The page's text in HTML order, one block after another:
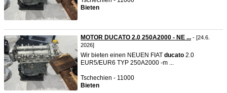
Bieten
MOTOR DUCATO 2.0 250A2000 - NE ... - [24.6.
2026]
Wir bieten einen NEUEN FIAT ducato 2.0
EUR5/EUR6 TYP 250A2000 -m ...
Tschechien - 11000
Bieten